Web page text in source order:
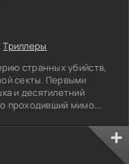
Триллеры
странных убийств,
секты. Первыми
и десятилетний
проходивший мимо.
потребовалась
культах и
по культуре